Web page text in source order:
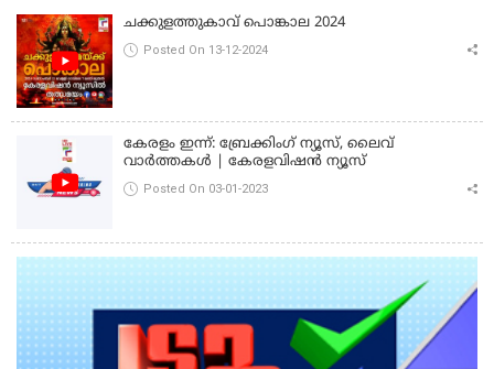
ചക്കുളത്തുകാവ് പൊങ്കാല 2024
Posted On 13-12-2024
കേരളം ഇന്ന്: ബ്രേക്കിംഗ് ന്യൂസ്, ലൈവ്
വാർത്തകൾ | കേരളവിഷൻ ന്യൂസ്
Posted On 03-01-2023